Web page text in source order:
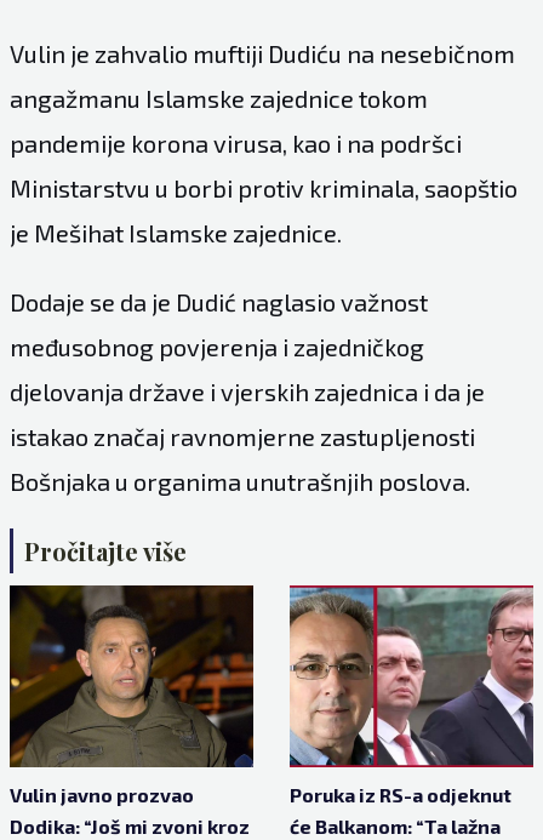
Vulin je zahvalio muftiji Dudiću na nesebičnom
angažmanu Islamske zajednice tokom
pandemije korona virusa, kao i na podršci
Ministarstvu u borbi protiv kriminala, saopštio
je Mešihat Islamske zajednice.
Dodaje se da je Dudić naglasio važnost
međusobnog povjerenja i zajedničkog
djelovanja države i vjerskih zajednica i da je
istakao značaj ravnomjerne zastupljenosti
Bošnjaka u organima unutrašnjih poslova.
Pročitajte više
Vulin javno prozvao
Dodika: “Još mi zvoni kroz
Poruka iz RS-a odjeknut
će Balkanom: “Ta lažna